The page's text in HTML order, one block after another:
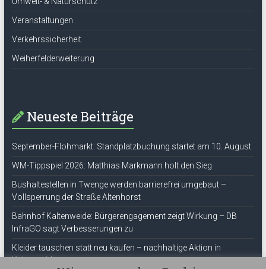
Veranstaltungen
Verkehrssicherheit
Weiherfelderweiterung
Neueste Beiträge
September-Flohmarkt: Standplatzbuchung startet am 10. August
WM-Tippspiel 2026: Matthias Markmann holt den Sieg
Bushaltestellen in Twenge werden barrierefrei umgebaut –
Vollsperrung der Straße Altenhorst
Bahnhof Kaltenweide: Bürgerengagement zeigt Wirkung – DB
InfraGO sagt Verbesserungen zu
Kleider tauschen statt neu kaufen – nachhaltige Aktion in
Kaltenweide